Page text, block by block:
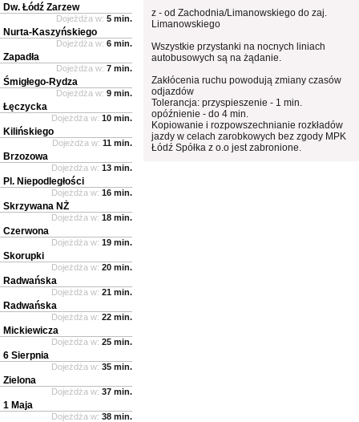
z - od Zachodnia/Limanowskiego do zaj.
Limanowskiego
Wszystkie przystanki na nocnych liniach
autobusowych są na żądanie.
Zakłócenia ruchu powodują zmiany czasów
odjazdów
Tolerancja: przyspieszenie - 1 min.
opóźnienie - do 4 min.
Kopiowanie i rozpowszechnianie rozkładów
jazdy w celach zarobkowych bez zgody MPK
Łódź Spółka z o.o jest zabronione.
Dw. Łódź Zarzew
Dojeżdża w: 5 min.
Nurta-Kaszyńskiego
Dojeżdża w: 6 min.
Zapadła
Dojeżdża w: 7 min.
Śmigłego-Rydza
Dojeżdża w: 9 min.
Łęczycka
Dojeżdża w: 10 min.
Kilińskiego
Dojeżdża w: 11 min.
Brzozowa
Dojeżdża w: 13 min.
Pl. Niepodległości
Dojeżdża w: 16 min.
Skrzywana NŻ
Dojeżdża w: 18 min.
Czerwona
Dojeżdża w: 19 min.
Skorupki
Dojeżdża w: 20 min.
Radwańska
Dojeżdża w: 21 min.
Radwańska
Dojeżdża w: 22 min.
Mickiewicza
Dojeżdża w: 25 min.
6 Sierpnia
Dojeżdża w: 35 min.
Zielona
Dojeżdża w: 37 min.
1 Maja
Dojeżdża w: 38 min.